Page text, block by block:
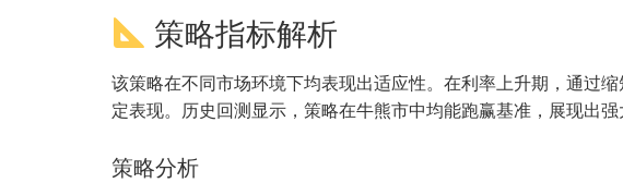
策略指标解析
该策略在不同市场环境下均表现出适应性。在利率上升期，通过
定表现。历史回测显示，策略在牛熊市中均能跑赢基准，展现出强
策略分析